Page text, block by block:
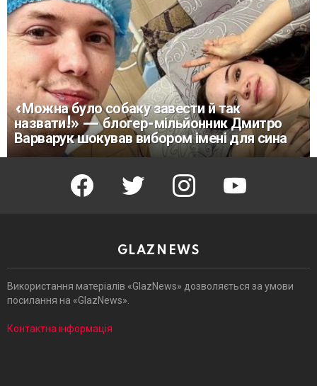
«Можна було собаку завести й так
назвати!» — блогер-мільйонник Дмитро
Варварук шокував вибором імені для сина
facebook twitter instagram youtube
GLAZNEWS
Використання матеріалів «GlazNews» дозволяється за умови
посилання на «GlazNews».
Контактна інформація